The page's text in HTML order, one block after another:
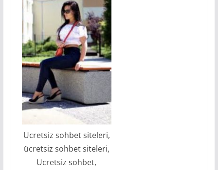
Ucretsiz sohbet siteleri,
ücretsiz sohbet siteleri,
Ucretsiz sohbet,